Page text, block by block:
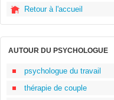
Retour à l'accueil
AUTOUR DU PSYCHOLOGUE
psychologue du travail
thérapie de couple